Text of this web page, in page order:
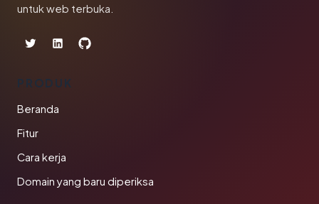
untuk web terbuka.
PRODUK
Beranda
Fitur
Cara kerja
Domain yang baru diperiksa